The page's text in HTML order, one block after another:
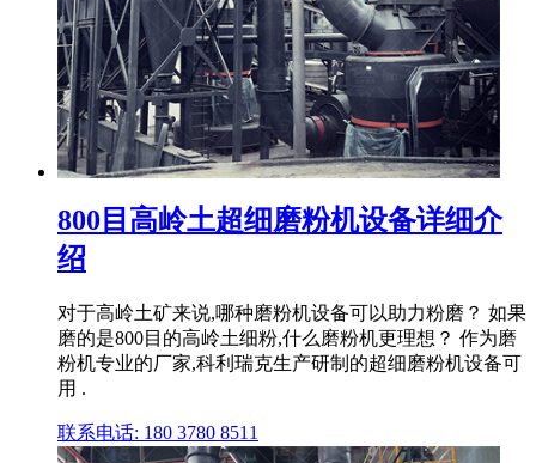
800目高岭土超细磨粉机设备详细介
绍
对于高岭土矿来说,哪种磨粉机设备可以助力粉磨？ 如果
磨的是800目的高岭土细粉,什么磨粉机更理想？ 作为磨
粉机专业的厂家,科利瑞克生产研制的超细磨粉机设备可
用 .
联系电话: 180 3780 8511